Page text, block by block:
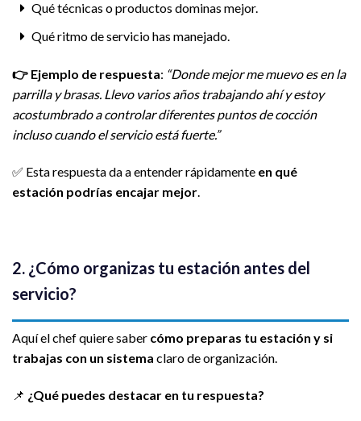
Qué técnicas o productos dominas mejor.
Qué ritmo de servicio has manejado.
👉 Ejemplo de respuesta: “Donde mejor me muevo es en la
parrilla y brasas. Llevo varios años trabajando ahí y estoy
acostumbrado a controlar diferentes puntos de cocción
incluso cuando el servicio está fuerte.”
✅ Esta respuesta da a entender rápidamente en qué
estación podrías encajar mejor.
2. ¿Cómo organizas tu estación antes del
servicio?
Aquí el chef quiere saber cómo preparas tu estación y si
trabajas con un sistema claro de organización.
📌 ¿Qué puedes destacar en tu respuesta?